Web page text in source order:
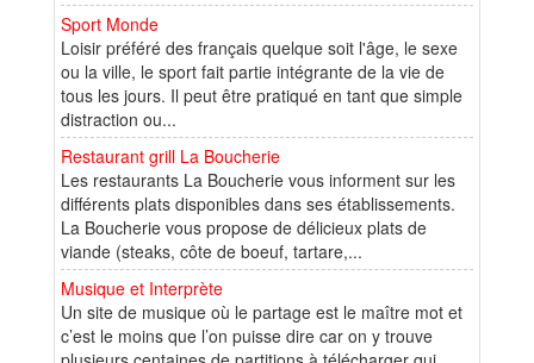
Sport Monde
Loisir préféré des français quelque soit l'âge, le sexe
ou la ville, le sport fait partie intégrante de la vie de
tous les jours. Il peut être pratiqué en tant que simple
distraction ou...
Restaurant grill La Boucherie
Les restaurants La Boucherie vous informent sur les
différents plats disponibles dans ses établissements.
La Boucherie vous propose de délicieux plats de
viande (steaks, côte de boeuf, tartare,...
Musique et Interprète
Un site de musique où le partage est le maître mot et
c’est le moins que l’on puisse dire car on y trouve